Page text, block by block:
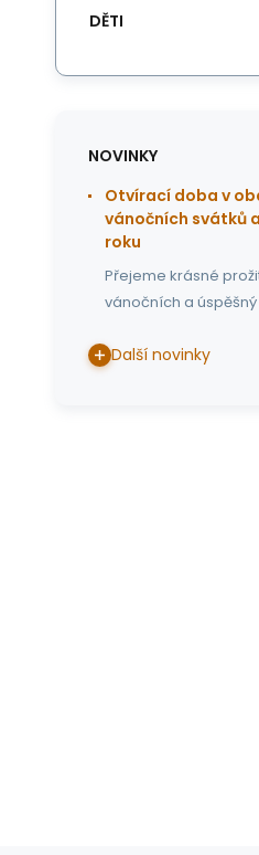
DĚTI
NOVINKY
Otvírací doba v
vánočních svátků
roku
Přejeme krásné
vánočních a úspěšný
Další novinky